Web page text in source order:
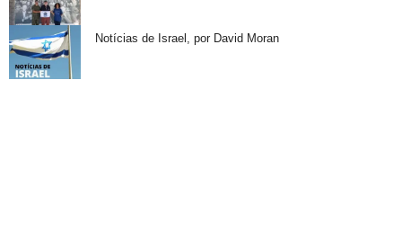
Notícias de Israel, por David Moran